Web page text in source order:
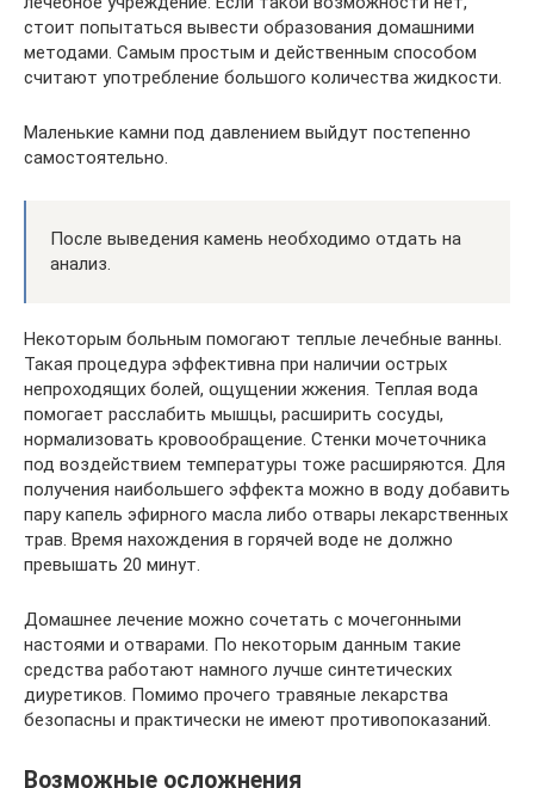
стоит попытаться вывести образования домашними
методами. Самым простым и действенным способом
считают употребление большого количества жидкости.
Маленькие камни под давлением выйдут постепенно
самостоятельно.
После выведения камень необходимо отдать на
анализ.
Некоторым больным помогают теплые лечебные ванны.
Такая процедура эффективна при наличии острых
непроходящих болей, ощущении жжения. Теплая вода
помогает расслабить мышцы, расширить сосуды,
нормализовать кровообращение. Стенки мочеточника
под воздействием температуры тоже расширяются. Для
получения наибольшего эффекта можно в воду добавить
пару капель эфирного масла либо отвары лекарственных
трав. Время нахождения в горячей воде не должно
превышать 20 минут.
Домашнее лечение можно сочетать с мочегонными
настоями и отварами. По некоторым данным такие
средства работают намного лучше синтетических
диуретиков. Помимо прочего травяные лекарства
безопасны и практически не имеют противопоказаний.
Возможные осложнения